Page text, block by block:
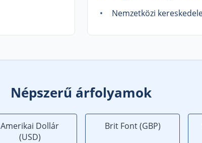
Nemzetközi
Népszerű árfolyamok
Amerikai Dollár
(USD)
Brit Font (GBP)